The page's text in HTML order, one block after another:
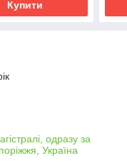
Купити
одразу за
Україна